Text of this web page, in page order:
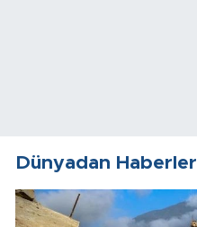
Dünyadan Haberler